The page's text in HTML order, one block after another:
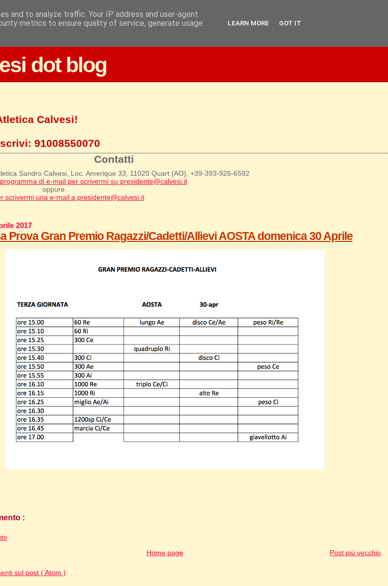
dot blog
Calvesi!
scrivi:91008550070
Contatti
Sandro Calvesi, Loc. Amerique 33, 11020 Quart (AO), +39-393-926-6592
di e-mail per scrivermi su presidente@calvesi.it
oppure
scrivermi una e-mail a presidente@calvesi.it
2017
Prova Gran Premio Ragazzi/Cadetti/Allievi AOSTA domenica 30 Aprile
:
Post più vecchio
Home page
sul post ( Atom )
and to analyze traffic. Your IP address and user-agent
metrics to ensure quality of service, generate usage
LEARN MORE GOT IT